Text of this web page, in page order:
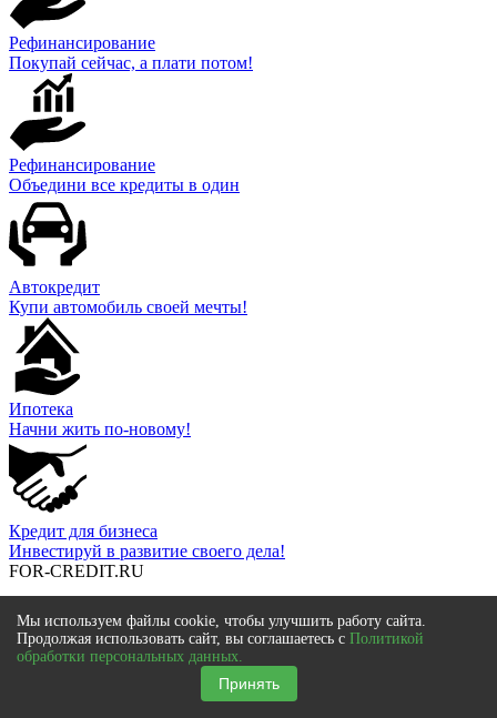
Рефинансирование
Покупай сейчас, а плати потом!
Рефинансирование
Объедини все кредиты в один
Автокредит
Купи автомобиль своей мечты!
Ипотека
Начни жить по-новому!
Кредит для бизнеса
Инвестируй в развитие своего дела!
FOR-CREDIT.RU
Контакты
Команда
Редакционная политика
Мы используем файлы cookie, чтобы улучшить работу сайта.
Продолжая использовать сайт, вы соглашаетесь с Политикой
обработки персональных данных.
Принять